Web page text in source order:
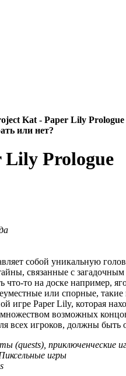
Kat - Paper Lily Prologue
или нет?
Lily Prologue
собой уникальную
связанные с
что-то на доске например,
или спорные,
игре Paper Lily, которая
возможных
всех игроков, должны
(quests),
игры